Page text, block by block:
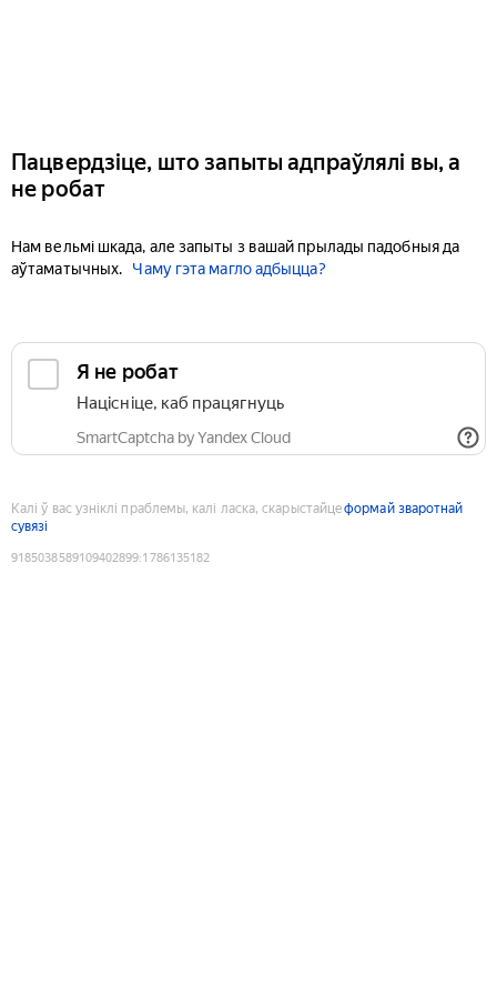
Пацвердзіце, што запыты адпраўлялі вы, а
не робат
Нам вельмі шкада, але запыты з вашай прылады падобныя да
аўтаматычных.
Чаму гэта магло адбыцца?
Я не робат
Націсніце, каб працягнуць
SmartCaptcha by Yandex Cloud
Калі ў вас узніклі праблемы, калі ласка, скарыстайцеформай зваротнай
сувязі
9185038589109402899:1786135182